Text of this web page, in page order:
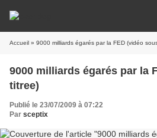
Accueil » 9000 milliards égarés par la FED (vidéo
9000 milliards égarés par la
titree)
Publié le 23/07/2009 à 07:22
Par sceptix